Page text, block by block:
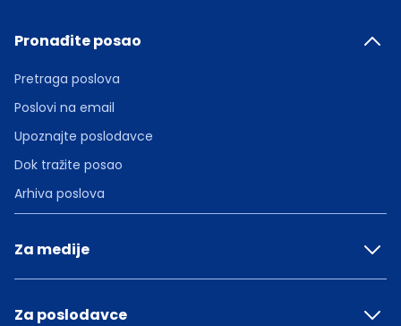
Pronađite posao
Pretraga poslova
Poslovi na email
Upoznajte poslodavce
Dok tražite posao
Arhiva poslova
Za medije
Za poslodavce